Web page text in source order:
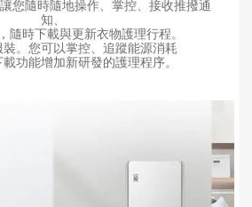
您隨時隨地操作、掌控、接收推撥通
知、
隨時下載與更新衣物護理行程。
裝。您可以掌控、追蹤能源消耗
功能增加新研發的護理程序。